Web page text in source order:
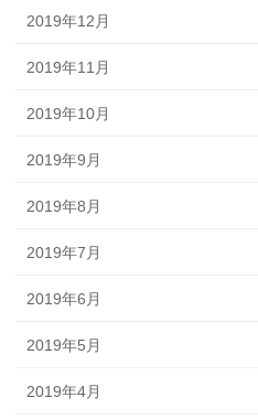
2019年12月
2019年11月
2019年10月
2019年9月
2019年8月
2019年7月
2019年6月
2019年5月
2019年4月